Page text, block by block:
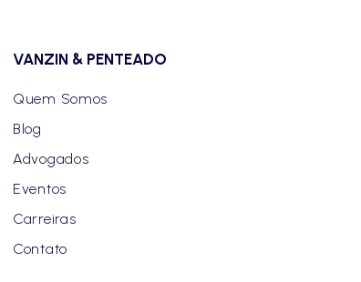
VANZIN & PENTEADO
Quem Somos
Blog
Advogados
Eventos
Carreiras
Contato